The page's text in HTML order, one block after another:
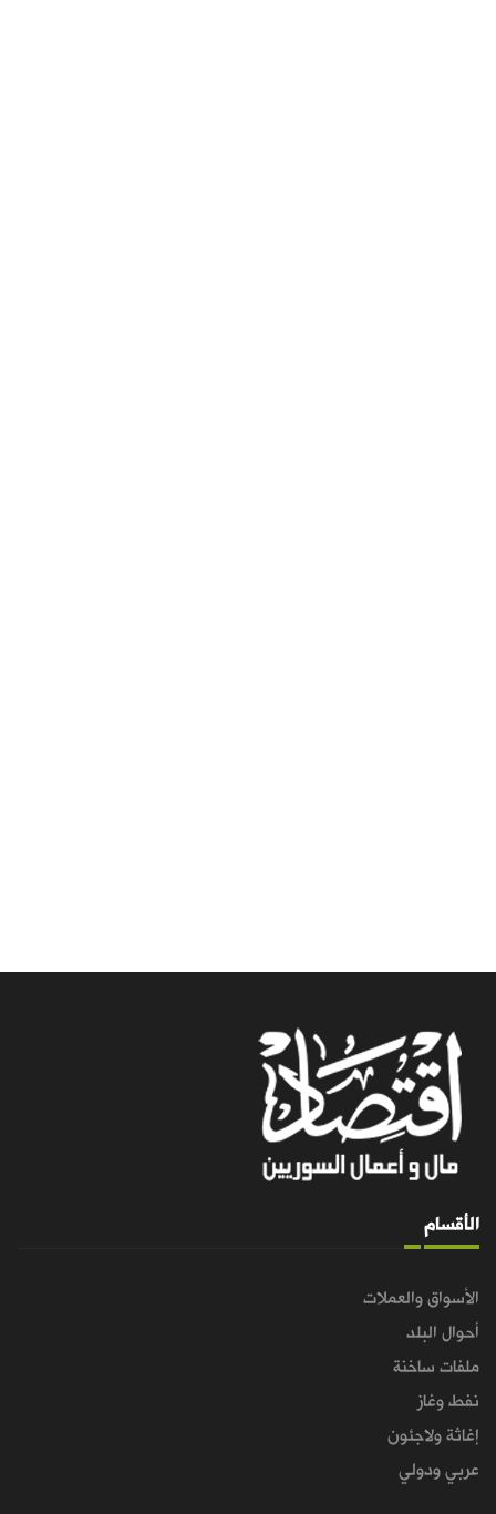
الأقسام
الأسواق والعملات
أحوال البلد
ملفات ساخنة
نفط وغاز
إغاثة ولاجئون
عربي ودولي